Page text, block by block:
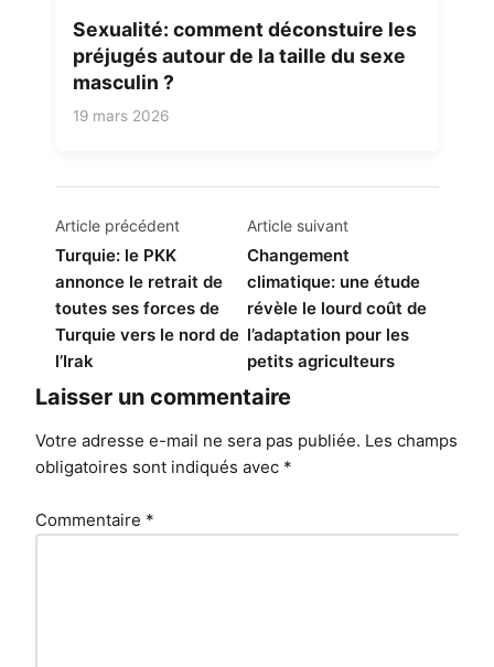
Sexualité: comment déconstuire les
préjugés autour de la taille du sexe
masculin ?
19 mars 2026
Navigation
de
l’article
Article précédent
Turquie: le PKK
annonce le retrait de
toutes ses forces de
Turquie vers le nord de
l’Irak
Article suivant
Changement
climatique: une étude
révèle le lourd coût de
l’adaptation pour les
petits agriculteurs
Laisser un commentaire
Votre adresse e-mail ne sera pas publiée. Les champs
obligatoires sont indiqués avec *
Commentaire *